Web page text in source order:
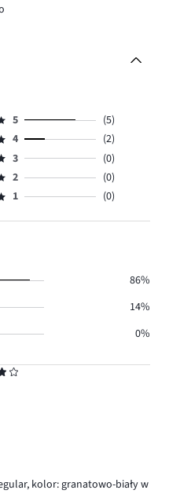
kolor: granatowo-biały w
5.
5
(5)
4
(2)
3
(0)
2
(0)
1 (0)
86%
14%
0%